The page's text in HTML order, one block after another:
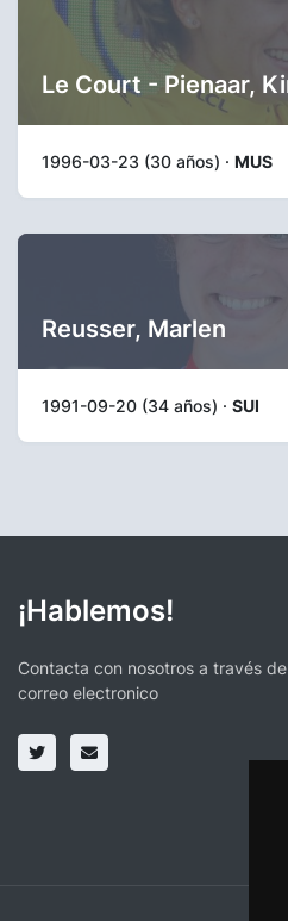
Le Court - Pienaar,
1996-03-23 (30 años) · MUS
Reusser, Marlen
1991-09-20 (34 años) · SUI
¡Hablemos!
Contacta con nosotros a través
correo electronico